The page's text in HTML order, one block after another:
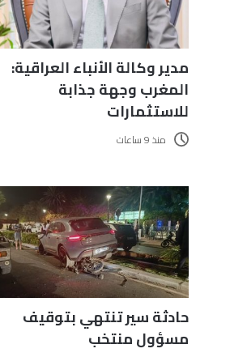
مدير وكالة الأنباء العراقية:
المغرب وجهة جذابة
للاستثمارات
منذ 9 ساعات
حادثة سير تنتهي بتوقيف
مسؤول منتخب